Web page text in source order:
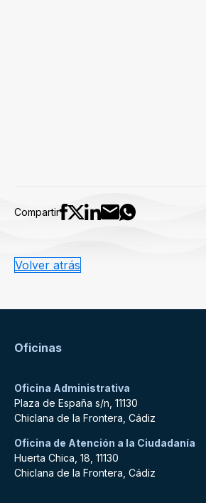
Compartir
Volver atrás
Oficinas
Oficina Administrativa
Plaza de España s/n, 11130
Chiclana de la Frontera, Cádiz
Oficina de Atención a la Ciudadanía
Huerta Chica, 18, 11130
Chiclana de la Frontera, Cádiz